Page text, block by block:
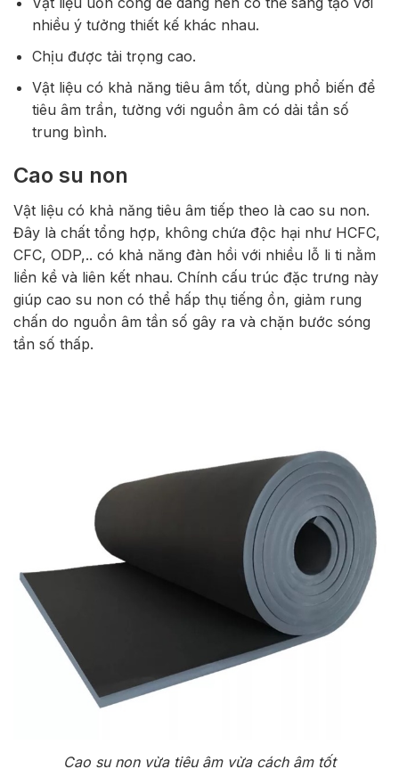
nhiều ý tưởng thiết kế khác nhau.
Chịu được tải trọng cao.
Vật liệu có khả năng tiêu âm tốt, dùng phổ biến để
tiêu âm trần, tường với nguồn âm có dải tần số
trung bình.
Cao su non
Vật liệu có khả năng tiêu âm tiếp theo là cao su non.
Đây là chất tổng hợp, không chứa độc hại như HCFC,
CFC, ODP,.. có khả năng đàn hồi với nhiều lỗ li ti nằm
liền kề và liên kết nhau. Chính cấu trúc đặc trưng này
giúp cao su non có thể hấp thụ tiếng ồn, giảm rung
chấn do nguồn âm tần số gây ra và chặn bước sóng
tần số thấp.
Cao su non vừa tiêu âm vừa cách âm tốt